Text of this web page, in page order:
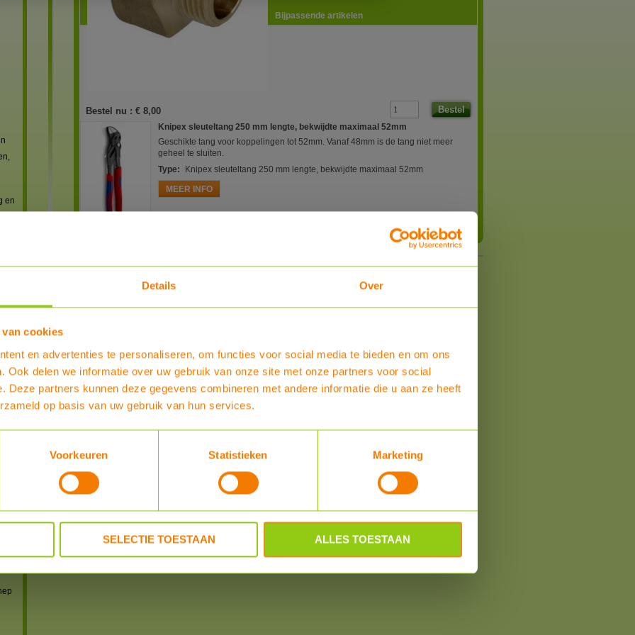
Details Over
van cookies
en advertenties te personaliseren, om functies voor social media te bieden en om ons
Ook delen we informatie over uw gebruik van onze site met onze partners voor social
Deze partners kunnen deze gegevens combineren met andere informatie die u aan ze heeft
op basis van uw gebruik van hun services.
Voorkeuren Statistieken Marketing
SELECTIE TOESTAAN ALLES TOESTAAN
en
Bestel nu : € 8,00 Bestel
Bijpassende artikelen
Knipex sleuteltang 250 mm lengte, bekwijdte maximaal 52mm
Geschikte tang voor koppelingen tot 52mm. Vanaf 48mm is de tang niet meer
geheel te sluiten.
Type:
Knipex sleuteltang 250 mm lengte, bekwijdte maximaal 52mm
MEER INFO
SCHRIJF EEN REVIEW
POSTED
powered bymyShop.com